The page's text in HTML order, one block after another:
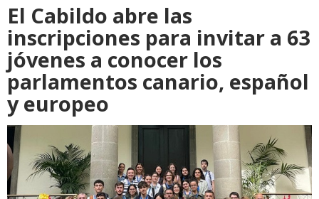
El Cabildo abre las
inscripciones para invitar a 63
jóvenes a conocer los
parlamentos canario, español
y europeo